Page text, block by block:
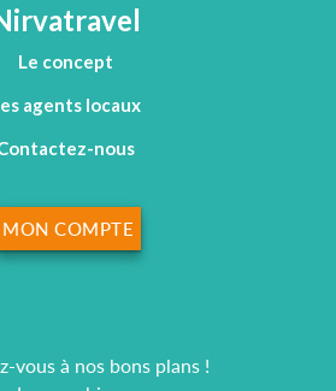
vous à nos bons plans !
MON COMPTE
Le concept
agents locaux
nous